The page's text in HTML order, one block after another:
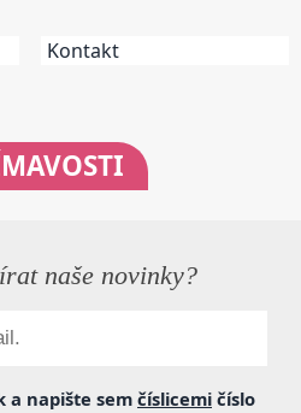
Kontakt
naše novinky?
a napište sem číslicemi číslo